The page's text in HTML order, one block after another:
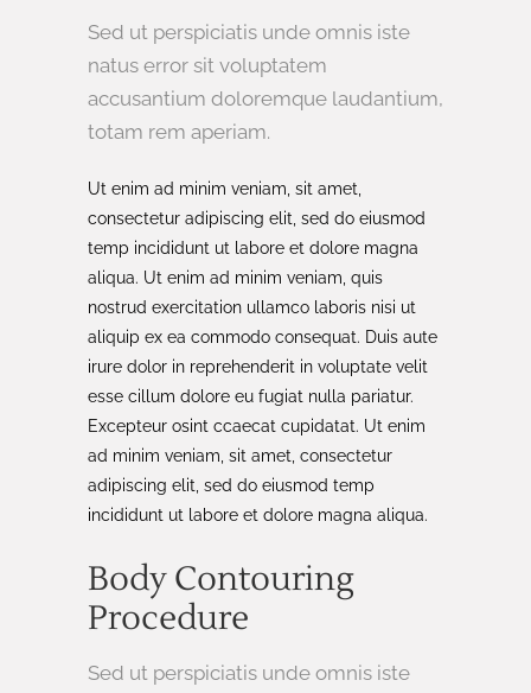
Sed ut perspiciatis unde omnis iste
natus error sit voluptatem
accusantium doloremque laudantium,
totam rem aperiam.
Ut enim ad minim veniam, sit amet,
consectetur adipiscing elit, sed do eiusmod
temp incididunt ut labore et dolore magna
aliqua. Ut enim ad minim veniam, quis
nostrud exercitation ullamco laboris nisi ut
aliquip ex ea commodo consequat. Duis aute
irure dolor in reprehenderit in voluptate velit
esse cillum dolore eu fugiat nulla pariatur.
Excepteur osint ccaecat cupidatat. Ut enim
ad minim veniam, sit amet, consectetur
adipiscing elit, sed do eiusmod temp
incididunt ut labore et dolore magna aliqua.
Body Contouring
Procedure
Sed ut perspiciatis unde omnis iste